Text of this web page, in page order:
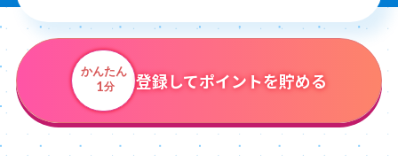
かんたん
1分 登録してポイントを貯める